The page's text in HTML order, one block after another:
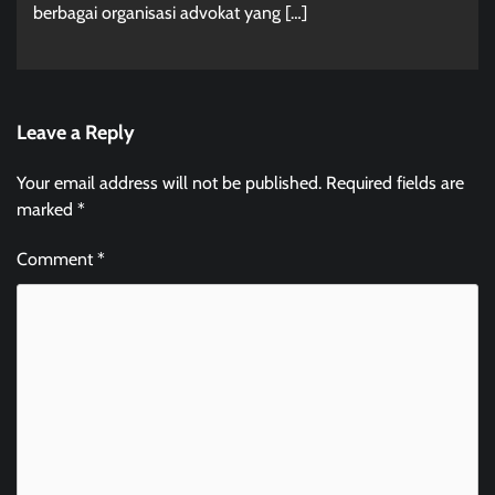
berbagai organisasi advokat yang […]
Leave a Reply
Your email address will not be published. Required fields are
marked *
Comment*